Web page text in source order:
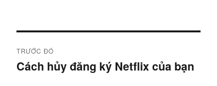
i
TRƯỚC ĐÓ
B
Cách hủy đăng ký Netflix của bạn